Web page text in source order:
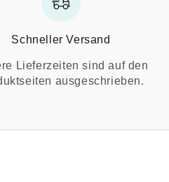
Schneller Versand
Lieferzeiten sind auf den
ausgeschrieben.